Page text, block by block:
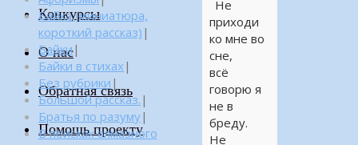
Конкурсы
О нас
Обратная связь
Помощь проекту
Не
приходи
ко мне во
сне,
всё
говорю я
не в
бреду.
Не
Байка (миниатюра,
короткий рассказ) |
Байки|
Байки в стихах |
Без рубрики |
Большой рассказ. |
Братья по разуму|
В поисках алмазного